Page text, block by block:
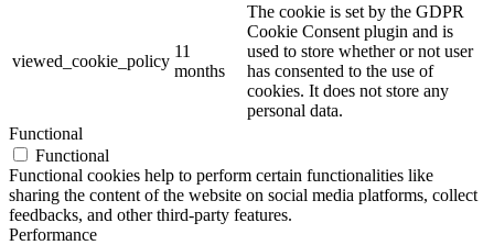
viewed_cookie_policy
11
months
The cookie is set by the GDPR
Cookie Consent plugin and is
used to store whether or not user
has consented to the use of
cookies. It does not store any
personal data.
Functional
Functional
Functional cookies help to perform certain functionalities like
sharing the content of the website on social media platforms, collect
feedbacks, and other third-party features.
Performance